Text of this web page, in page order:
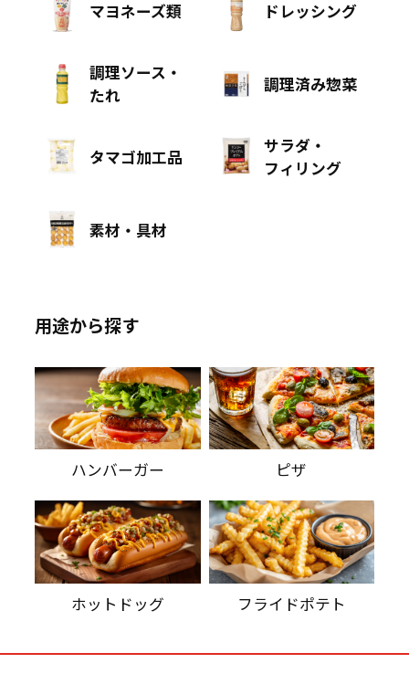
マヨネーズ類 ドレッシング
調理ソース・
たれ
調理済み惣菜
タマゴ加工品
サラダ・
フィリング
素材・具材
用途から探す
ハンバーガー ピザ
ホットドッグ フライドポテト